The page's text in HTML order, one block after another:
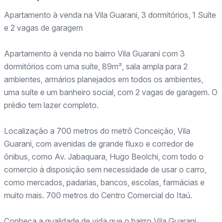
Apartamento à venda na Vila Guarani, 3 dormitórios, 1 Suíte
e 2 vagas de garagem
Apartamento à venda no bairro Vila Guarani com 3
dormitórios com uma suíte, 89m², sala ampla para 2
ambientes, armários planejados em todos os ambientes,
uma suíte e um banheiro social, com 2 vagas de garagem. O
prédio tem lazer completo.
Localização a 700 metros do metrô Conceição, Vila
Guarani, com avenidas de grande fluxo e corredor de
ônibus, como Av. Jabaquara, Hugo Beolchi, com todo o
comercio à disposição sem necessidade de usar o carro,
como mercados, padarias, bancos, escolas, farmácias e
muito mais. 700 metros do Centro Comercial do Itaú.